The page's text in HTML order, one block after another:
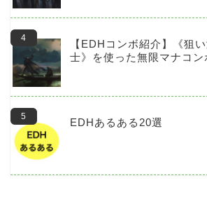
【EDHコンボ紹介】《狙
士》を使った無限マナコン
EDHあるある20選